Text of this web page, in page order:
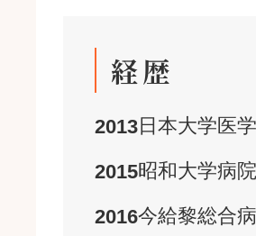
経歴
2013 日本大学 医
2015昭和大学病院
2016今給黎総合